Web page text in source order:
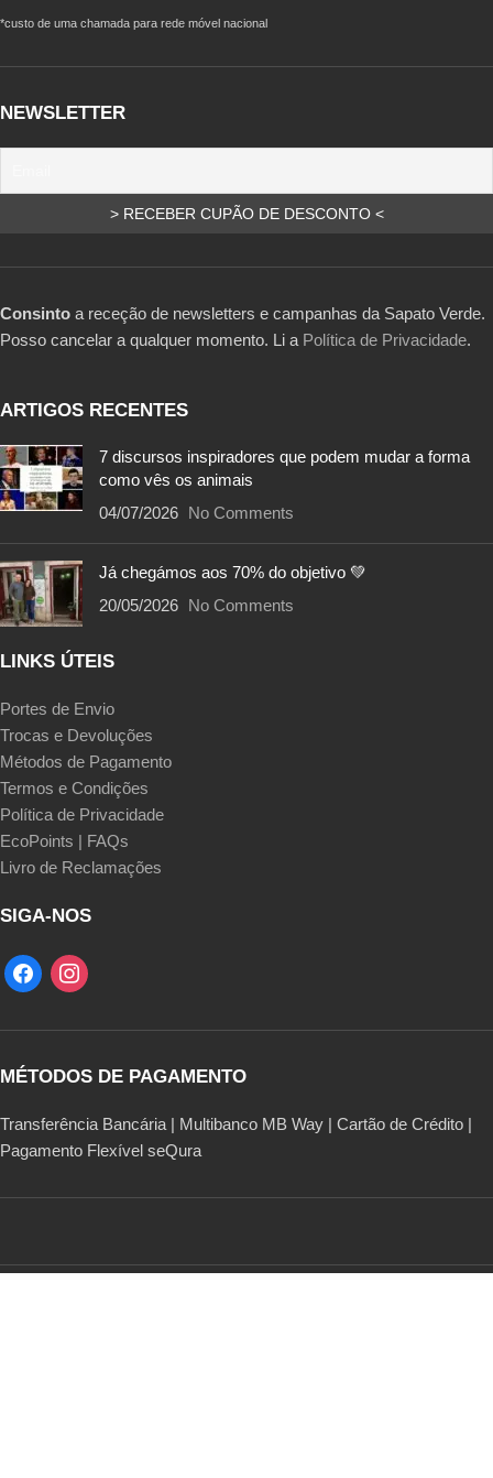
*custo de uma chamada para rede móvel nacional
NEWSLETTER
Consinto a receção de newsletters e campanhas da Sapato Verde.
Posso cancelar a qualquer momento. Li a Política de Privacidade.
ARTIGOS RECENTES
7 discursos inspiradores que podem mudar a forma
como vês os animais
04/07/2026 No Comments
Já chegámos aos 70% do objetivo 💚
20/05/2026 No Comments
LINKS ÚTEIS
Portes de Envio
Trocas e Devoluções
Métodos de Pagamento
Termos e Condições
Política de Privacidade
EcoPoints | FAQs
Livro de Reclamações
SIGA-NOS
MÉTODOS DE PAGAMENTO
Transferência Bancária | Multibanco MB Way | Cartão de Crédito |
Pagamento Flexível seQura